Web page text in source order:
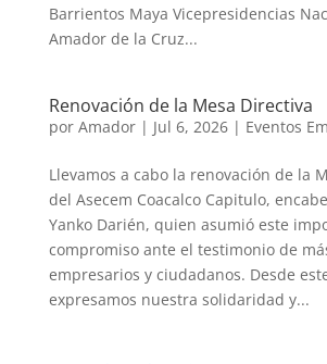
Barrientos Maya Vicepresidencias
Amador de la Cruz...
Renovación de la Mesa Directiva
por Amador| Jul 6, 2026| Eventos
Llevamos a cabo la renovación de la
del Asecem Coacalco Capitulo,
Yanko Darién, quien asumió este
compromiso ante el testimonio de
empresarios y ciudadanos. Desde
expresamos nuestra solidaridad y...